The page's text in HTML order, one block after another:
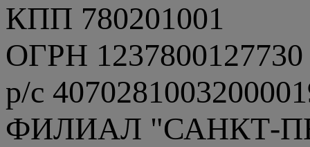
КПП 780201001
ОГРН 1237800127730
р/с
ФИЛИАЛ "САНКТ-